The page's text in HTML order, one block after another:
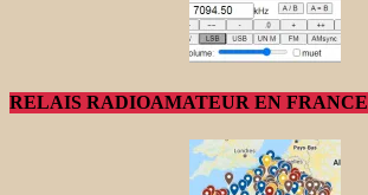
RELAIS RADIOAMATEUR EN FRANCE